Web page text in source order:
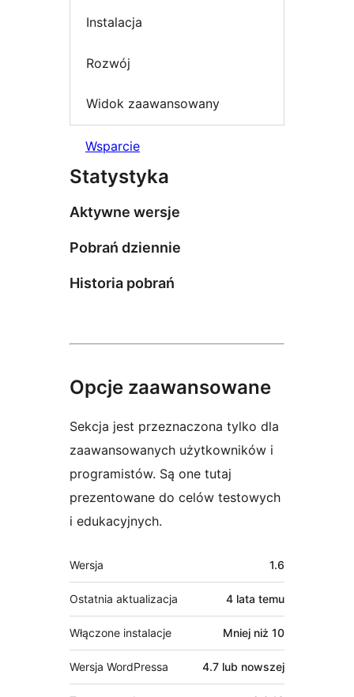
Instalacja
Rozwój
Widok zaawansowany
Wsparcie
Statystyka
Aktywne wersje
Pobrań dziennie
Historia pobrań
Opcje zaawansowane
Sekcja jest przeznaczona tylko dla
zaawansowanych użytkowników i
programistów. Są one tutaj
prezentowane do celów testowych
i edukacyjnych.
Meta
Wersja 1.6
Ostatnia aktualizacja 4 lata temu
Włączone instalacje Mniej niż 10
Wersja WordPressa 4.7 lub nowszej